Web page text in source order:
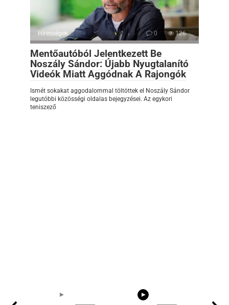
Hírességek 0 126
Mentőautóból Jelentkezett Be
Noszály Sándor: Újabb Nyugtalanító
Videók Miatt Aggódnak A Rajongók
Ismét sokakat aggodalommal töltöttek el Noszály Sándor
legutóbbi közösségi oldalas bejegyzései. Az egykori
teniszező